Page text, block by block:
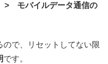
バイルデータ通信の
で、リセットしてない限
です。